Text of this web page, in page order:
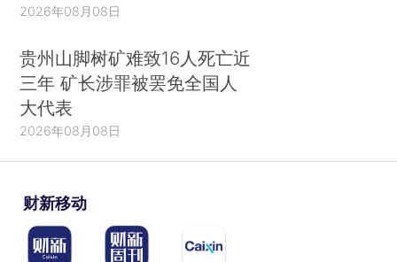
2026年08月08日
贵州山脚树矿难致16人死亡近
三年 矿长涉罪被罢免全国人
大代表
2026年08月08日
财新移动